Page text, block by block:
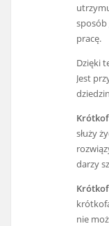
sposób
pracę.
Dzięki
Jest
służy
darzy
nie